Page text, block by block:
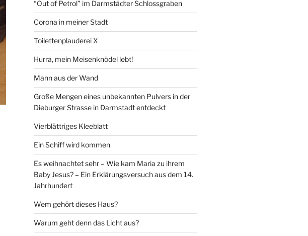
“Out of Petrol” im Darmstädter Schlossgraben
Corona in meiner Stadt
Toilettenplauderei X
Hurra, mein Meisenknödel lebt!
Mann aus der Wand
Große Mengen eines unbekannten Pulvers in der
Dieburger Strasse in Darmstadt entdeckt
Vierblättriges Kleeblatt
Ein Schiff wird kommen
Es weihnachtet sehr – Wie kam Maria zu ihrem
Baby Jesus? – Ein Erklärungsversuch aus dem 14.
Jahrhundert
Wem gehört dieses Haus?
Warum geht denn das Licht aus?